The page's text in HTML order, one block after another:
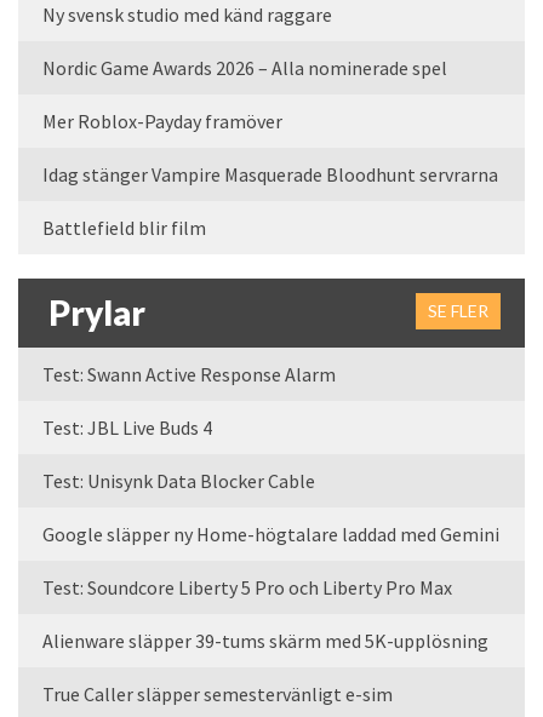
Ny svensk studio med känd raggare
Nordic Game Awards 2026 – Alla nominerade spel
Mer Roblox-Payday framöver
Idag stänger Vampire Masquerade Bloodhunt servrarna
Battlefield blir film
Prylar SE FLER
Test: Swann Active Response Alarm
Test: JBL Live Buds 4
Test: Unisynk Data Blocker Cable
Google släpper ny Home-högtalare laddad med Gemini
Test: Soundcore Liberty 5 Pro och Liberty Pro Max
Alienware släpper 39-tums skärm med 5K-upplösning
True Caller släpper semestervänligt e-sim